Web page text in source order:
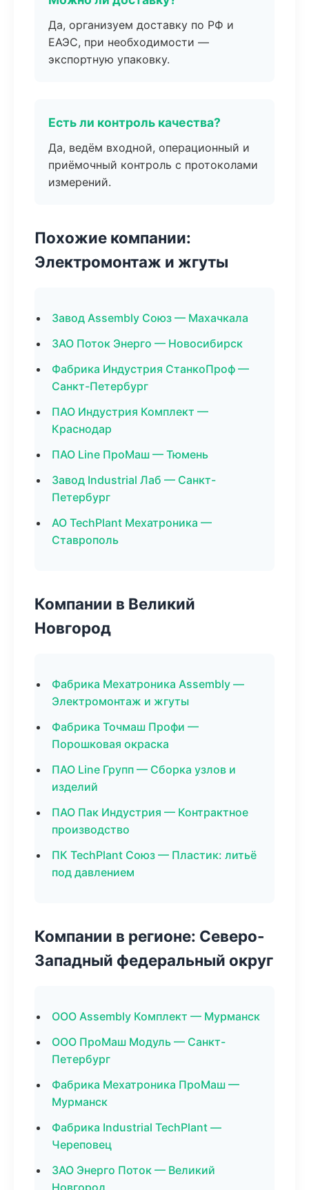
Да, организуем доставку по РФ и
ЕАЭС, при необходимости —
экспортную упаковку.
Есть ли контроль качества?
Да, ведём входной, операционный и
приёмочный контроль с протоколами
измерений.
Похожие компании:
Электромонтаж и жгуты
Завод Assembly Союз — Махачкала
ЗАО Поток Энерго — Новосибирск
Фабрика Индустрия СтанкоПроф —
Санкт-Петербург
ПАО Индустрия Комплект —
Краснодар
ПАО Line ПроМаш — Тюмень
Завод Industrial Лаб — Санкт-
Петербург
АО TechPlant Мехатроника —
Ставрополь
Компании в Великий
Новгород
Фабрика Мехатроника Assembly —
Электромонтаж и жгуты
Фабрика Точмаш Профи —
Порошковая окраска
ПАО Line Групп — Сборка узлов и
изделий
ПАО Пак Индустрия — Контрактное
производство
ПК TechPlant Союз — Пластик: литьё
под давлением
Компании в регионе: Северо-
Западный федеральный округ
ООО Assembly Комплект — Мурманск
ООО ПроМаш Модуль — Санкт-
Петербург
Фабрика Мехатроника ПроМаш —
Мурманск
Фабрика Industrial TechPlant —
Череповец
ЗАО Энерго Поток — Великий
Новгород